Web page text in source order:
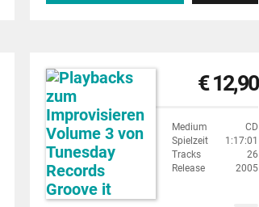
€ 12,90
Medium
CD
Spielzeit
1:17:01
Tracks
26
Release
2005